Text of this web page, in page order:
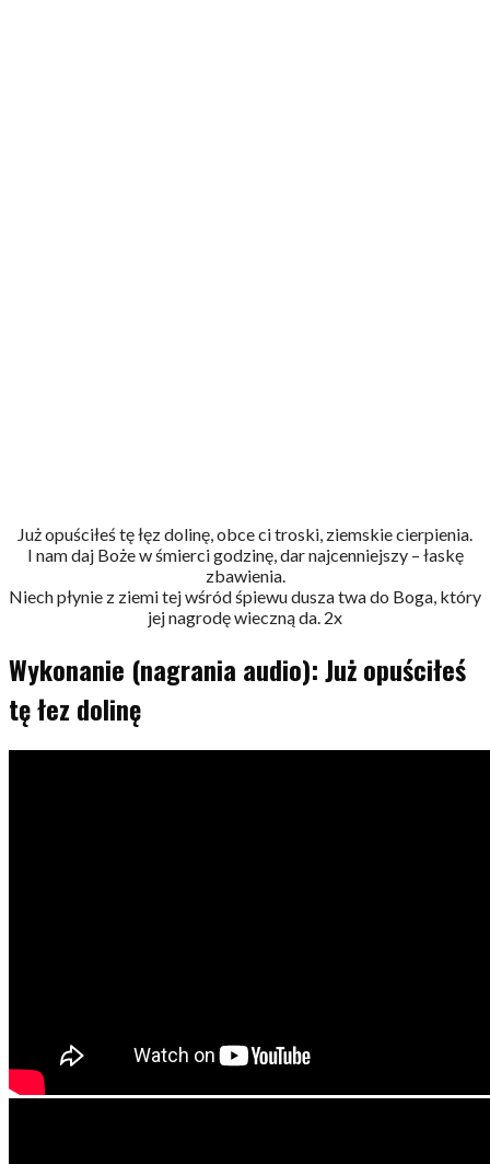
Już opuściłeś tę łęz dolinę, obce ci troski, ziemskie cierpienia.
I nam daj Boże w śmierci godzinę, dar najcenniejszy – łaskę
zbawienia.
Niech płynie z ziemi tej wśród śpiewu dusza twa do Boga, który
jej nagrodę wieczną da. 2x
Wykonanie (nagrania audio): Już opuściłeś
tę łez dolinę